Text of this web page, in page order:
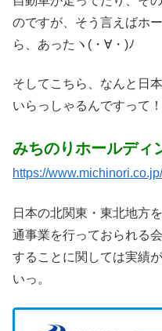
のですが、そう言えばホ
ら、あったヽ(・∀・)ﾉ
そしてこちら、なんと日
いらっしゃるんですって！
みちのりホールディ
https://www.michinori.co.jp/
日本の北関東・東北地方
通事業を行っておられる
することに関しては実績
いっ。